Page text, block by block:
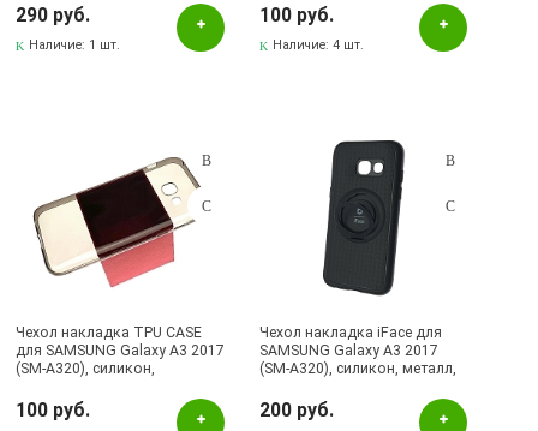
290 руб.
Наличие: 1 шт.
прозрачный.
100 руб.
Наличие:4 шт.
Чехол накладка TPU CASE
для SAMSUNG Galaxy A3 2017
(SM-A320), силикон,
тонированный.
100 руб.
Чехол накладка iFace для
SAMSUNG Galaxy A3 2017
(SM-A320), силикон, металл,
черный.
200 руб.